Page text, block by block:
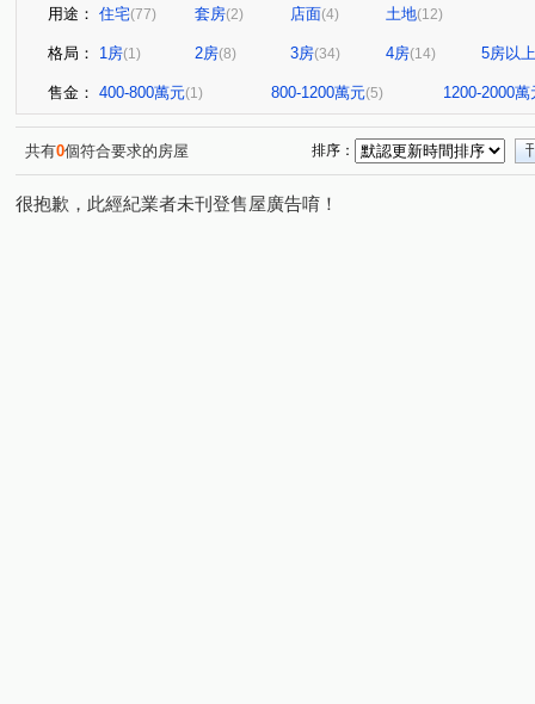
用途： 住宅(77) 套房(2) 店面(4) 土地(12)
格局： 1房(1) 2房(8) 3房(34) 4房(14) 5房以上
售金： 400-800萬元(1) 800-1200萬元(5) 1200-2000萬
共有0個符合要求的房屋 排序：
很抱歉，此經紀業者未刊登售屋廣告唷！